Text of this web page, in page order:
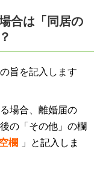
合は「同居の
旨を記入します
場合、離婚届の
の「その他」の欄
欄
」と記入しま